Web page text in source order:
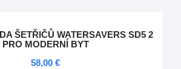
ŠETŘIČŮ WATERSAVERS SD5 2
PRO MODERNÍ BYT
58,00 €